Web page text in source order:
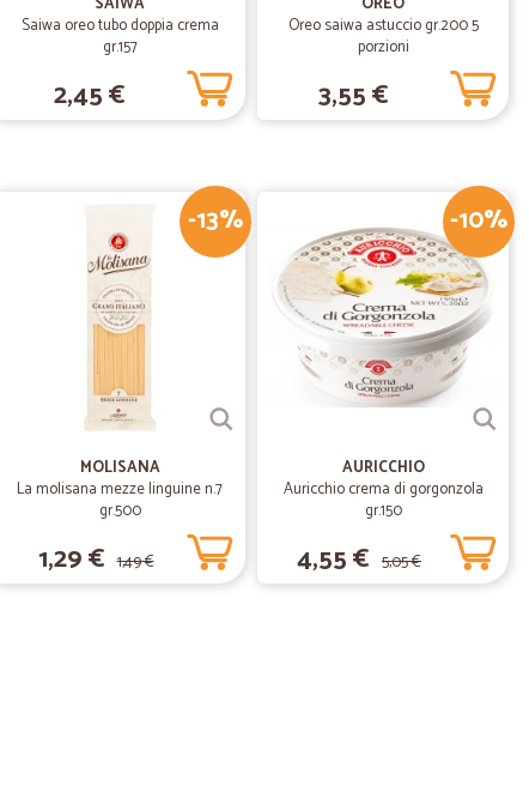
elevati , consegna rapida . Ripeterò l'acquisto
07/03/2020
09/01/2020
Saiwa oreo tubo doppia crema
gr.157
2,45 €
Oreo saiwa astuccio gr.200 5
porzioni
3,55 €
-13%
MOLISANA
La molisana mezze linguine n.7
gr.500
1,29 € 1,49 €
-10%
AURICCHIO
Auricchio crema di gorgonzola
gr.150
4,55 € 5,05 €